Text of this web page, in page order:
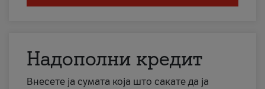
Надополни кредит
Внесете ја сумата која што сакате да ја